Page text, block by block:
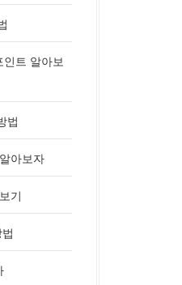
트 알아보
법
아보자
기